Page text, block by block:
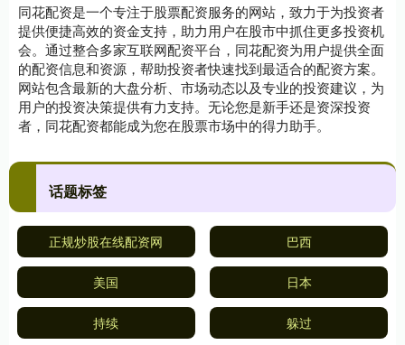
同花配资是一个专注于股票配资服务的网站，致力于为投资者
提供便捷高效的资金支持，助力用户在股市中抓住更多投资机
会。通过整合多家互联网配资平台，同花配资为用户提供全面
的配资信息和资源，帮助投资者快速找到最适合的配资方案。
网站包含最新的大盘分析、市场动态以及专业的投资建议，为
用户的投资决策提供有力支持。无论您是新手还是资深投资
者，同花配资都能成为您在股票市场中的得力助手。
话题标签
正规炒股在线配资网 巴西
美国 日本
持续 躲过